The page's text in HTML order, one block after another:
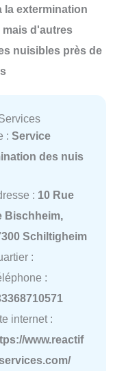
la extermination
d'autres
nuisibles près de
: Service
des nuis
: 10 Rue
Bischheim,
Schiltigheim
:
:
internet :
www.reactif